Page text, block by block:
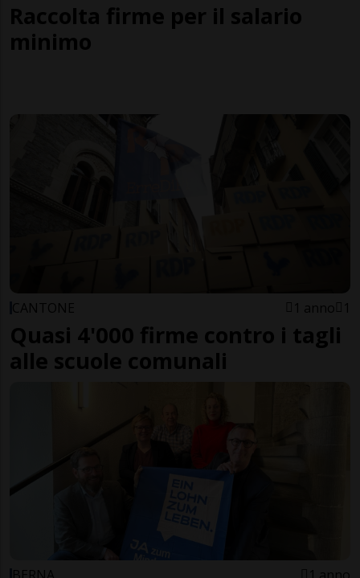
Raccolta firme per il salario
minimo
CANTONE 1 anno 1
Quasi 4'000 firme contro i tagli
alle scuole comunali